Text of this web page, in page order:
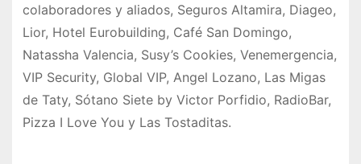
colaboradores y aliados, Seguros Altamira, Diageo,
Lior, Hotel Eurobuilding, Café San Domingo,
Natassha Valencia, Susy’s Cookies, Venemergencia,
VIP Security, Global VIP, Angel Lozano, Las Migas
de Taty, Sótano Siete by Victor Porfidio, RadioBar,
Pizza I Love You y Las Tostaditas.